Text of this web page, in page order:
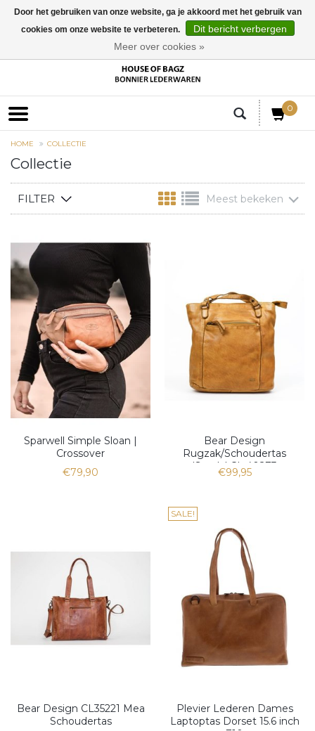
0
HOME COLLECTIE
Collectie
FILTER Meest bekeken
Sparwell Simple Sloan |
Crossover
€79,90
Bear Design
Rugzak/Schoudertas
'Sandy' CL 40273
€99,95
Bear Design CL35221 Mea
Schoudertas
SALE!
Plevier Lederen Dames
Laptoptas Dorset 15.6 inch
Door het gebruiken van onze website, ga je akkoord met het gebruik van
cookies om onze website te verbeteren.
Dit bericht verbergen
Meer over cookies »